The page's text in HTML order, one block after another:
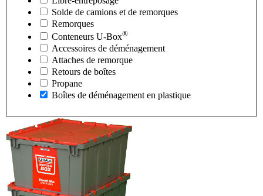
Solde de camions et de remorques
Remorques
Conteneurs U-Box®
Accessoires de déménagement
Attaches de remorque
Retours de boîtes
Propane
Boîtes de déménagement en plastique